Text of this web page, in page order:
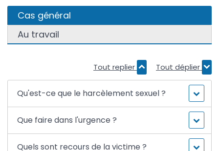
Cas général
Au travail
Tout replier Tout déplier
Qu'est-ce que le harcèlement sexuel ?
Que faire dans l'urgence ?
Quels sont recours de la victime ?